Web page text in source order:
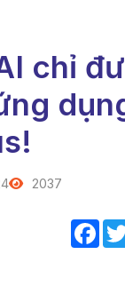
chỉ
2037